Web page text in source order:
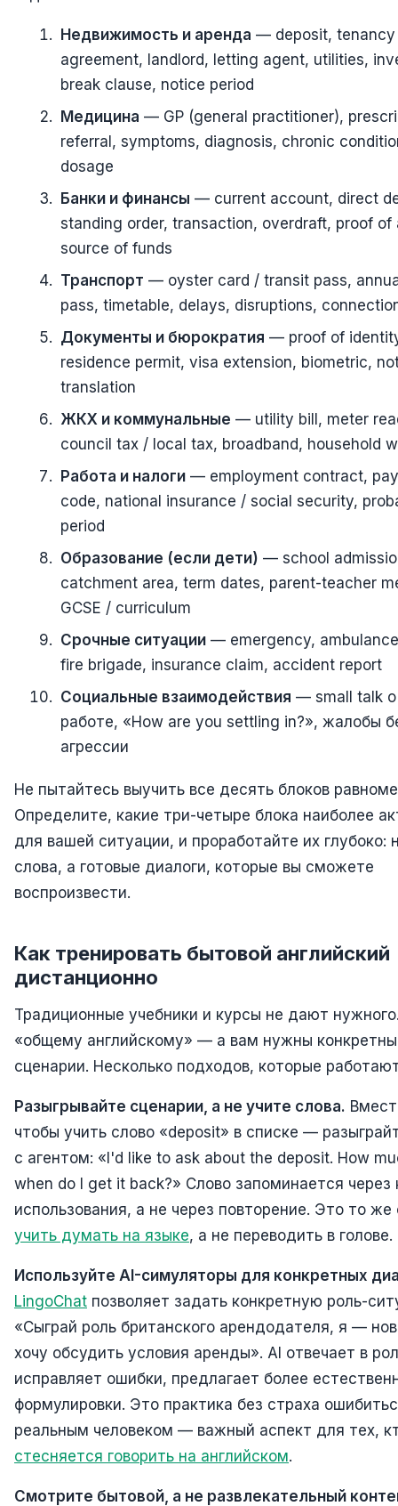
Недвижимость и аренда — deposit, tenancy
agreement, landlord, letting agent, utilities,
break clause, notice period
Медицина — GP (general practitioner),
referral, symptoms, diagnosis, chronic
dosage
Банки и финансы — current account, direct
standing order, transaction, overdraft, proof of
source of funds
Транспорт — oyster card / transit pass,
pass, timetable, delays, disruptions,
Документы и бюрократия — proof of
residence permit, visa extension, biometric,
translation
ЖКХ и коммунальные — utility bill, meter
council tax / local tax, broadband, household
Работа и налоги — employment contract,
code, national insurance / social security,
period
Образование (если дети) — school
catchment area, term dates, parent-teacher
GCSE / curriculum
Срочные ситуации — emergency,
fire brigade, insurance claim, accident report
Социальные взаимодействия — small talk о
работе, «How are you settling in?», жалобы
агрессии
Не пытайтесь выучить все десять блоков
Определите, какие три-четыре блока наиболее
для вашей ситуации, и проработайте их глубоко:
слова, а готовые диалоги, которые вы сможете
воспроизвести.
Как тренировать бытовой английский
дистанционно
Традиционные учебники и курсы не дают
«общему английскому» — а вам нужны
сценарии. Несколько подходов, которые
Разыгрывайте сценарии, а не учите слова.
чтобы учить слово «deposit» в списке —
с агентом: «I'd like to ask about the deposit. How
when do I get it back?» Слово запоминается через
использования, а не через повторение. Это то
учить думать на языке, а не переводить в голове.
Используйте AI-симуляторы для конкретных
LingoChat позволяет задать конкретную роль-
«Сыграй роль британского арендодателя, я —
хочу обсудить условия аренды». AI отвечает в
исправляет ошибки, предлагает более
формулировки. Это практика без страха
реальным человеком — важный аспект для тех,
стесняется говорить на английском.
Смотрите бытовой, а не развлекательный